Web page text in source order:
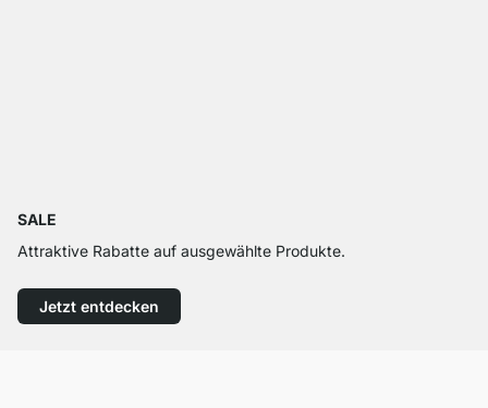
SALE
Attraktive Rabatte auf ausgewählte Produkte.
Jetzt entdecken